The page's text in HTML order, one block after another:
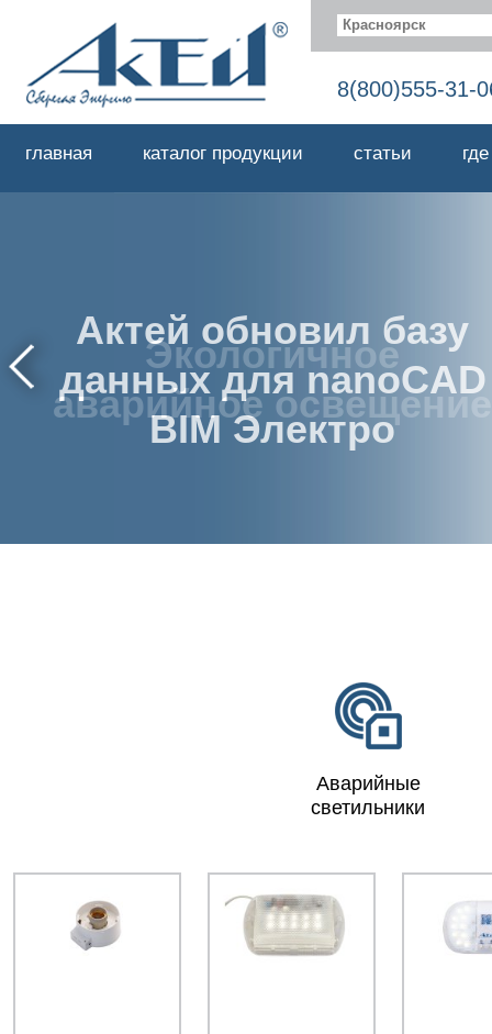
Красноярск
8(800)555-31-
главная каталог продукции статьи
Экологичное
аварийное освещение
Aварийные
светильники